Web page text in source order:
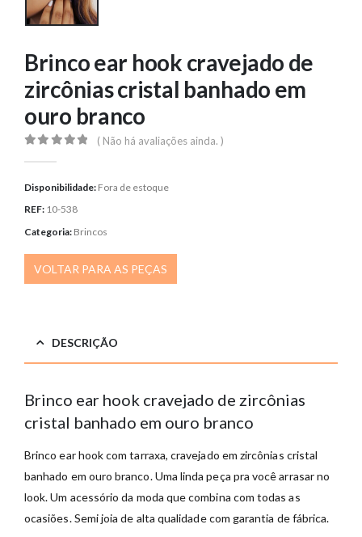
Brinco ear hook cravejado de
zircônias cristal banhado em
ouro branco
( Não há avaliações ainda. )
Disponibilidade: Fora de estoque
REF: 10-538
Categoria: Brincos
VOLTAR PARA AS PEÇAS
DESCRIÇÃO
Brinco ear hook cravejado de zircônias
cristal banhado em ouro branco
Brinco ear hook com tarraxa, cravejado em zircônias cristal
banhado em ouro branco. Uma linda peça pra você arrasar no
look. Um acessório da moda que combina com todas as
ocasiões. Semi joia de alta qualidade com garantia de fábrica.